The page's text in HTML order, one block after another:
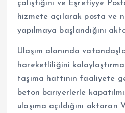
çalıştığını ve Eşrefiyye
hizmete açılarak posta ve
yapılmaya başlandığını
Ulaşım alanında
hareketliliğini
taşıma hattının faaliyete
beton bariyerlerle
ulaşıma açıldığını aktaran